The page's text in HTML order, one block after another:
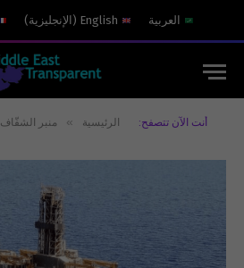
العربية English
( الإنجليزية)
أنت الآن تتصفح: الرئيسية » منبر الشفّاف